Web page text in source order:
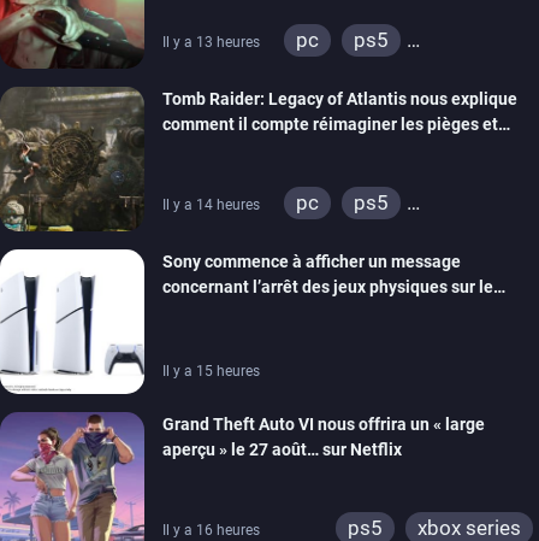
Il y a 13 heures pc
ps5
Tomb Raider: Legacy of Atlantis nous explique
comment il compte réimaginer les pièges et
Il y a 14 heures pc
ps5
Sony commence à afficher un message
concernant l’arrêt des jeux physiques sur le
Il y a 15 heures
Grand Theft Auto VI nous offrira un « large
aperçu » le 27 août… sur Netflix
Il y a 16 heures ps5 xbox series